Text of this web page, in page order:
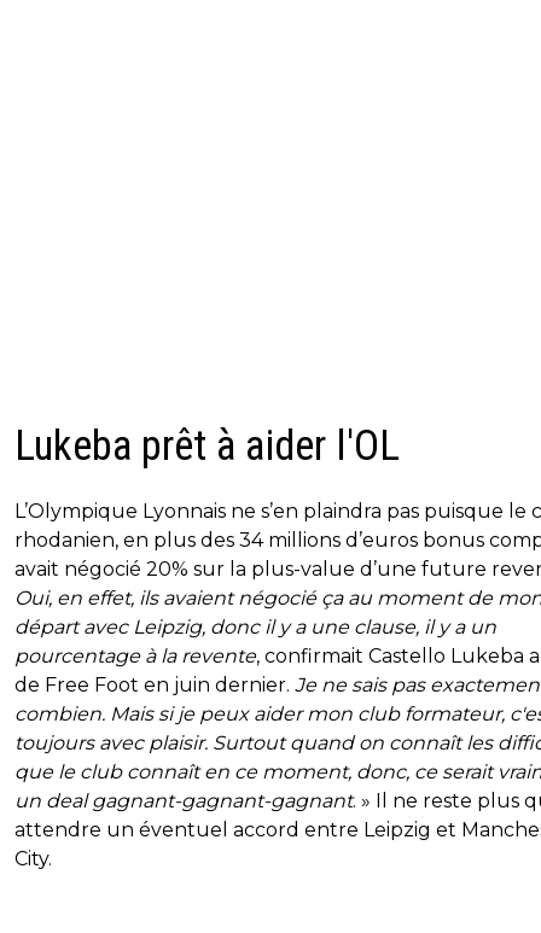
Lukeba prêt à aider l'OL
L’Olympique Lyonnais ne s’en plaindra pas puisque le
rhodanien, en plus des 34 millions d’euros bonus
avait négocié 20% sur la plus-value d’une future
Oui, en effet, ils avaient négocié ça au moment de
départ avec Leipzig, donc il y a une clause, il y a un
pourcentage à la revente, confirmait Castello Lukeba
de Free Foot en juin dernier. Je ne sais pas
combien. Mais si je peux aider mon club formateur,
toujours avec plaisir. Surtout quand on connaît les
que le club connaît en ce moment, donc, ce serait
un deal gagnant-gagnant-gagnant. » Il ne reste plus
attendre un éventuel accord entre Leipzig et
City.